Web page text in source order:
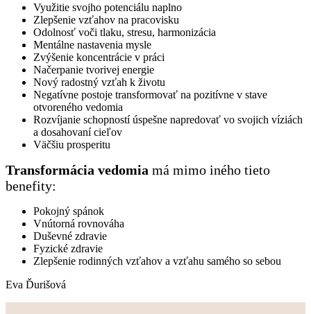
Využitie svojho potenciálu naplno
Zlepšenie vzťahov na pracovisku
Odolnosť voči tlaku, stresu, harmonizácia
Mentálne nastavenia mysle
Zvýšenie koncentrácie v práci
Načerpanie tvorivej energie
Nový radostný vzťah k životu
Negatívne postoje transformovať na pozitívne v stave
otvoreného vedomia
Rozvíjanie schopností úspešne napredovať vo svojich víziách
a dosahovaní cieľov
Väčšiu prosperitu
Transformácia vedomia má mimo iného tieto
benefity:
Pokojný spánok
Vnútorná rovnováha
Duševné zdravie
Fyzické zdravie
Zlepšenie rodinných vzťahov a vzťahu samého so sebou
Eva Ďurišová